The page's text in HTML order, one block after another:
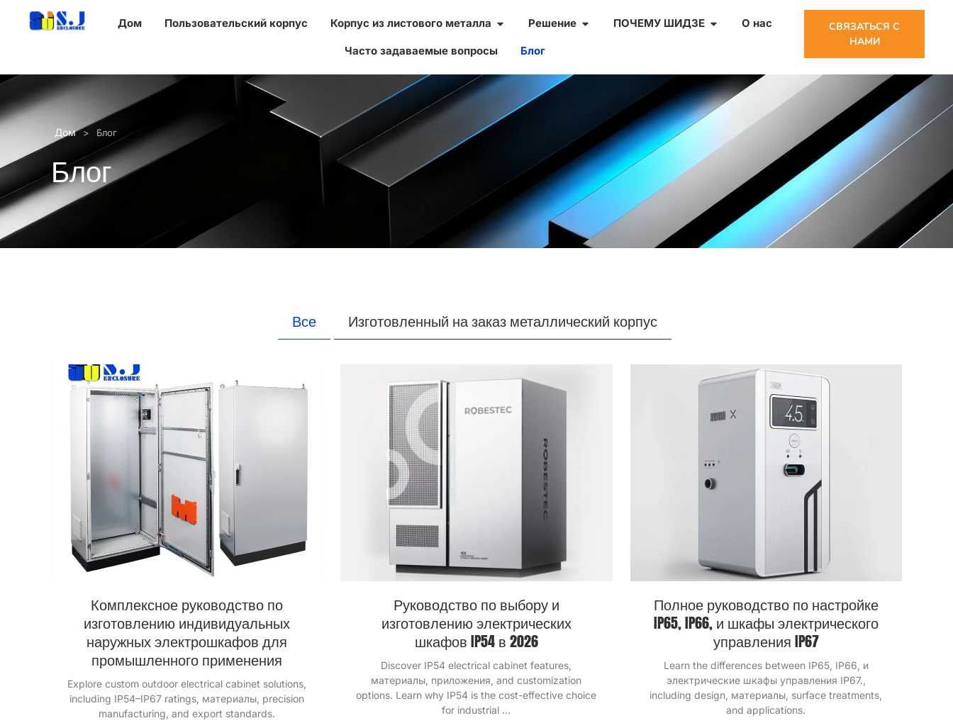
Дом Пользовательский корпус Корпус из листового металла Решение ПОЧЕМУ ШИДЗЕ О нас
Часто задаваемые вопросы Блог
СВЯЗАТЬСЯ С
НАМИ
Дом > Блог
Блог
Все Изготовленный на заказ металлический корпус
Комплексное руководство по
изготовлению индивидуальных
наружных электрошкафов для
промышленного применения
Ознакомьтесь с индивидуальными решениями
для наружных электрических шкафов включая
классы IP54–IP67, материалы,точное
Руководство по выбору и
изготовлению электрических
шкафов IP54 в 2026
Откройте для себя особенности электрошкафа
IP54, материалы, приложения, и возможности
настройки .Узнайте, почему IP54 является
экономичным выбором для промышленного
Полное руководство по настройке
IP65, IP66, и шкафы электрического
управления IP67
Узнайте различия между IP65, IP66, и
электрические шкафы управления IP67.,
включая дизайн, материалы,обработка
поверхности,и приложения